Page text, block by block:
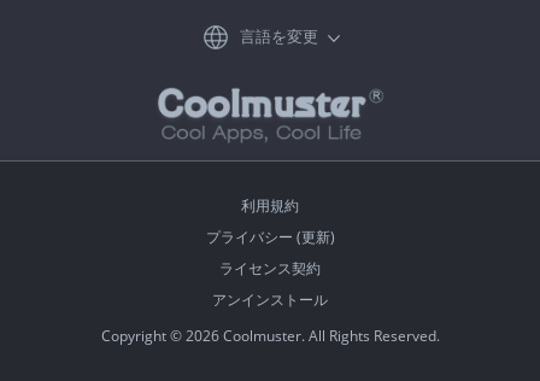
言語を変更
利用規約
プライバシー (更新)
ライセンス契約
アンインストール
Copyright © 2026 Coolmuster. All Rights Reserved.